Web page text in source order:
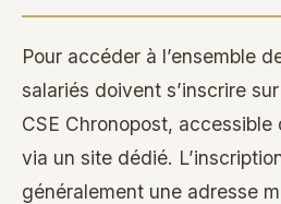
Pour accéder à l’ensemble
salariés doivent s’inscrire
CSE Chronopost, accessible
via un site dédié.
généralement une adresse